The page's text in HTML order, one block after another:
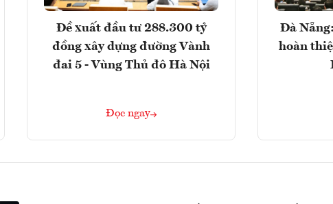
Đề xuất đầu tư 288.300 tỷ
đồng xây dựng đường Vành
đai 5 - Vùng Thủ đô Hà Nội
Đọc ngay
Đà
hoàn